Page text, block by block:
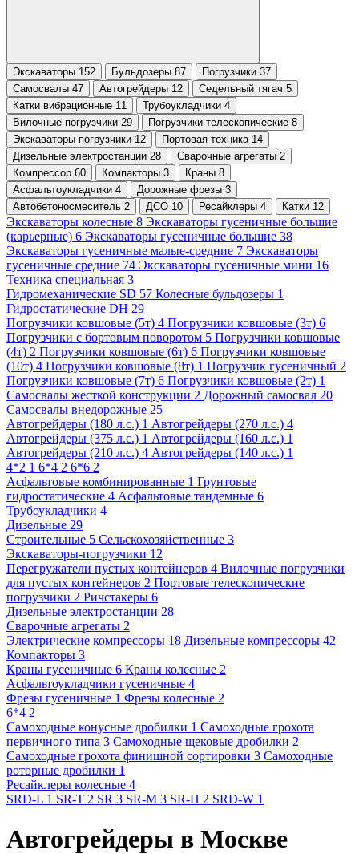
Экскаваторы 152 Бульдозеры 87
Погрузчики 37
Самосвалы 47
Автогрейдеры 12
Седельный тягач 5
Катки вибрационные 11
Трубоукладчики 4
Вилочные погрузчики 29
Погрузчики телескопические 8
Экскаваторы-погрузчики 12
Портовая техника 14
Дизельные электростанции 28
Сварочные агрегаты 2
Компрессор 60
Компакторы 3
Краны 8
Асфальтоукладчики 4
Дорожные фрезы 3
Автобетоносмеситель 2
ДСО 10 Ресайклеры 4 Катки 12
Экскаваторы колесные 8 Экскаваторы гусеничные большие
(карьерные) 6 Экскаваторы гусеничные большие 38
Экскаваторы гусеничные малые-средние 7 Экскаваторы
гусеничные средние 74 Экскаваторы гусеничные мини 16
Техника специальная 3
Гидромеханические SD 57 Колесные бульдозеры 1
Гидростатические DH 29
Погрузчики ковшовые (5т) 4 Погрузчики ковшовые (3т) 6
Погрузчики с бортовым поворотом 5 Погрузчики ковшовые
(4т) 2 Погрузчики ковшовые (6т) 6 Погрузчики ковшовые
(10т) 4 Погрузчики ковшовые (8т) 1 Погрузчик гусеничный 2
Погрузчики ковшовые (7т) 6 Погрузчики ковшовые (2т) 1
Самосвалы жесткой конструкции 2 Дорожный самосвал 20
Самосвалы внедорожные 25
Автогрейдеры (180 л.с.) 1 Автогрейдеры (270 л.с.) 4
Автогрейдеры (375 л.с.) 1 Автогрейдеры (160 л.с.) 1
Автогрейдеры (210 л.с.) 4 Автогрейдеры (140 л.с.) 1
4*2 1 6*4 2 6*6 2
Асфальтовые комбинированные 1 Грунтовые
гидростатические 4 Асфальтовые тандемные 6
Трубоукладчики 4
Дизельные 29
Строительные 5 Сельскохозяйственные 3
Экскаваторы-погрузчики 12
Перегружатели пустых контейнеров 4 Вилочные погрузчики
для пустых контейнеров 2 Портовые телескопические
погрузчики 2 Ричстакеры 6
Дизельные электростанции 28
Сварочные агрегаты 2
Электрические компрессоры 18 Дизельные компрессоры 42
Компакторы 3
Краны гусеничные 6 Краны колесные 2
Асфальтоукладчики гусеничные 4
Фрезы гусеничные 1 Фрезы колесные 2
6*4 2
Самоходные конусные дробилки 1 Самоходные грохота
первичного типа 3 Самоходные щековые дробилки 2
Самоходные грохота финишной сортировки 3 Самоходные
роторные дробилки 1
Ресайклеры колесные 4
SRD-L 1 SR-T 2 SR 3 SR-M 3 SR-H 2 SRD-W 1
Автогрейдеры в Москве